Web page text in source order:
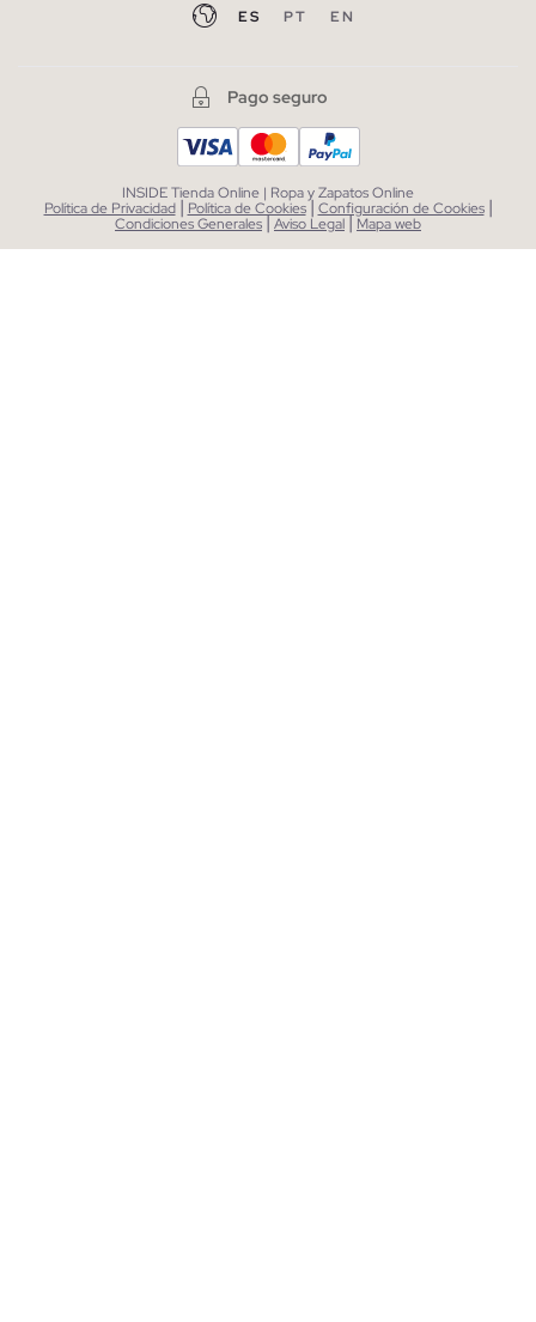
ES PT EN
Pago seguro
INSIDE Tienda Online | Ropa y Zapatos Online
Política de Privacidad | Política de Cookies| Configuración de Cookies |
Condiciones Generales|Aviso Legal| Mapa web